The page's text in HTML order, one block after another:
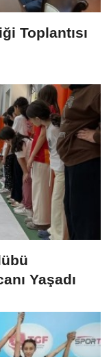
Toplantısı
Yaşadı